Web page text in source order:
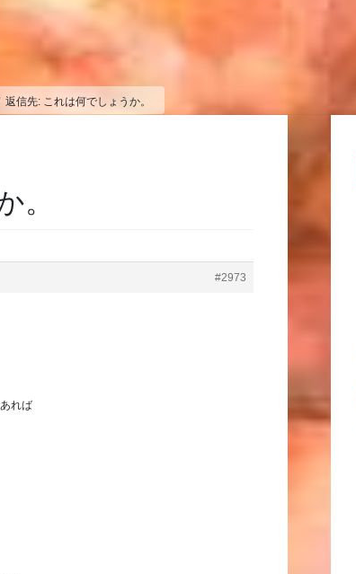
返信先: これは何でしょうか。
。
#2973
れば